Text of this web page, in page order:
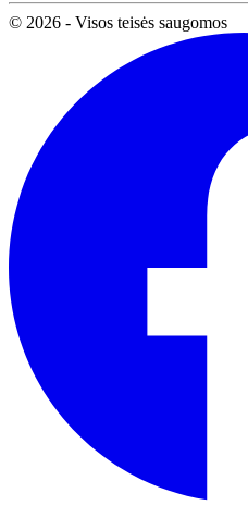
© 2026 - Visos teisės saugomos